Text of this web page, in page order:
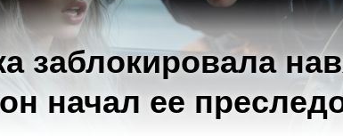
заблокировала
начал ее